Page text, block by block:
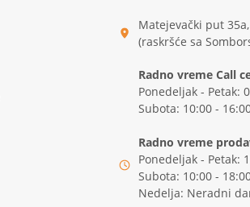
Matejevački put
(raskršće sa
Radno vreme Call
Ponedeljak - Petak:
Subota: 10:00 -
Radno vreme
Ponedeljak - Petak:
Subota: 10:00 -
Nedelja: Neradni